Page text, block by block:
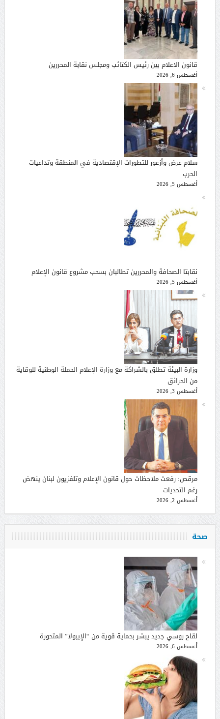
قانون الاعلام بين رئيس الكتائب ومجلس نقابة المحررين
أغسطس 6, 2026
سلام عرض وأزعور للتطورات الإقتصادية في المنطقة وتداعيات
الحرب
أغسطس 5, 2026
نقابتا الصحافة والمحررين تطالبان بسحب مشروع قانون الإعلام
أغسطس 5, 2026
وزارة البيئة تطلق بالشراكة مع وزارة الإعلام الحملة الوطنية للوقاية
من الحرائق
أغسطس 3, 2026
مرقص: رفعت ملاحظات حول قانون الإعلام وتلفزيون لبنان ينهض
رغم التحديات
أغسطس 2, 2026
صحة
لقاح روسي جديد يبشر بحماية قوية من “الإيبولا” المتحورة
أغسطس 6, 2026